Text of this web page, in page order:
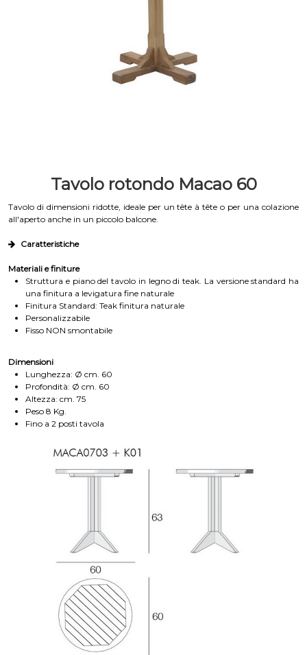
Tavolo rotondo Macao 60
Tavolo di dimensioni ridotte, ideale per un tête à tête o per una colazione
all'aperto anche in un piccolo balcone.
Caratteristiche
Materiali e finiture
Struttura e piano del tavolo in legno di teak. La versione standard ha
una finitura a levigatura fine naturale
Finitura Standard: Teak finitura naturale
Personalizzabile
Fisso NON smontabile
Dimensioni
Lunghezza: Ø cm. 60
Profondità: Ø cm. 60
Altezza: cm. 75
Peso 8 Kg.
Fino a 2 posti tavola